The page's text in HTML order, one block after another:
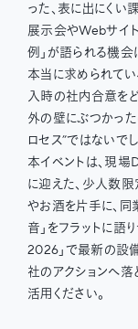
った、表に出にくい
展示会やWebサイ
例」が語られる機会
本当に求められて
入時の社内合意を
外の壁にぶつかっ
ロセス”ではないでし
本イベントは、現
に迎えた、少人数
やお酒を片手に、
音」をフラットに語
2026」で最新の設
社のアクションへ
活用ください。